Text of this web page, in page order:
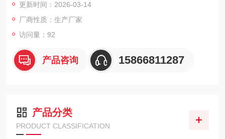
更新时间：2026-03-14
厂商性质：生产厂家
访问量：92
产品咨询 15866811287
产品分类
PRODUCT CLASSIFICATION